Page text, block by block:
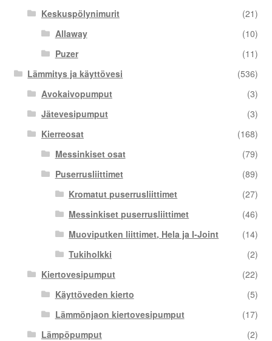
Keskuspölynimurit
(21)
Allaway
(10)
Puzer
(11)
Lämmitys ja käyttövesi
(536)
Avokaivopumput
(3)
Jätevesipumput
(3)
Kierreosat
(168)
Messinkiset osat
(79)
Puserrusliittimet
(89)
Kromatut puserrusliittimet
(27)
Messinkiset puserrusliittimet
(46)
Muoviputken liittimet, Hela ja I-Joint
(14)
Tukiholkki
(2)
Kiertovesipumput
(22)
Käyttöveden kierto
(5)
Lämmönjaon kiertovesipumput
(17)
Lämpöpumput
(2)